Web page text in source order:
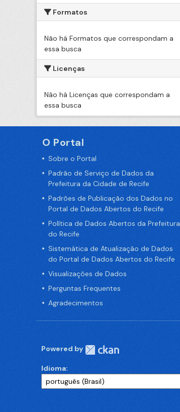
Formatos
Não há Formatos que correspondam a
essa busca
Licenças
Não há Licenças que correspondam a
essa busca
O Portal
Sobre o Portal
Padrão de Serviço de Dados da
Prefeitura da Cidade de Recife
Padrões de Publicação dos Dados no
Portal de Dados Abertos do Recife
Política de Dados Abertos da Prefeitura
do Recife
Sistemática de Atualização de Dados
do Portal de Dados Abertos do Recife
Visualizações de Dados
Perguntas Frequentes
Agradecimentos
Powered by
Idioma